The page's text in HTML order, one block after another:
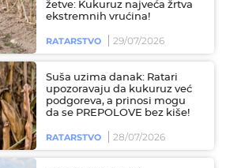
žetve: Kukuruz najveća žrtva
ekstremnih vrućina!
RATARSTVO 29/07/2026
Suša uzima danak: Ratari
upozoravaju da kukuruz već
podgoreva, a prinosi mogu
da se PREPOLOVE bez kiše!
RATARSTVO 28/07/2026